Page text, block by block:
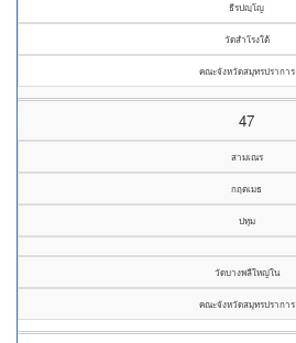
ธีรปญฺโญ
วัดสำโรงใต้
คณะจังหวัดสมุทรปราการ
47
สามเณร
กฤตเมธ
ปทุม
วัดบางพลีใหญ่ใน
คณะจังหวัดสมุทรปราการ